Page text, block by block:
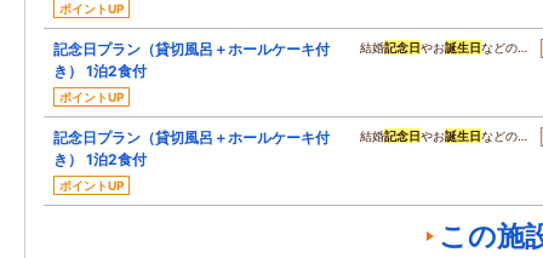
ポイントUP
記念日プラン（貸切風呂＋ホールケーキ付
き） 1泊2食付
ポイントUP
結婚記念日やお誕生日などの…
記念日プラン（貸切風呂＋ホールケーキ付
き） 1泊2食付
ポイントUP
結婚記念日やお誕生日などの…
この施